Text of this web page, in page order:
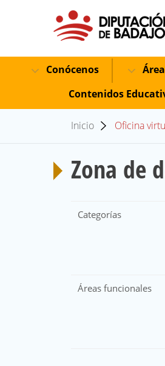
Conócenos
Contenidos
Inicio Oficina
Zona de
Categorías
Áreas funcionales